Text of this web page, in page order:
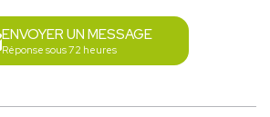
ENVOYER UN MESSAGE
Réponse sous 72 heures